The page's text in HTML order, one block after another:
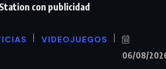
con publicidad
VIDEOJUEGOS
06/08/